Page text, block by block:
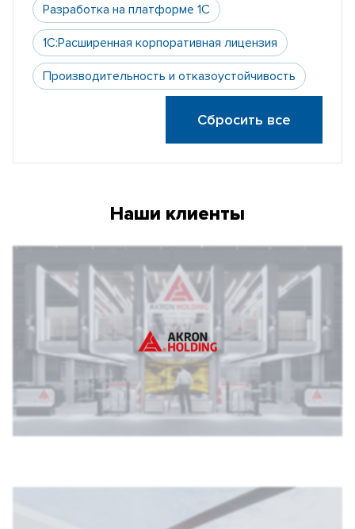
Разработка на платформе 1С
1С:Расширенная корпоративная лицензия
Производительность и отказоустойчивость
Сбросить все
Наши клиенты